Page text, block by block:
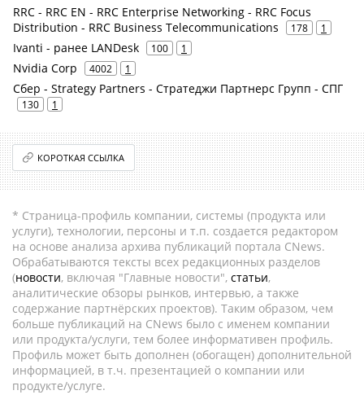
RRC - RRC EN - RRC Enterprise Networking - RRC Focus
Distribution - RRC Business Telecommunications
178 1
Ivanti - ранее LANDesk 100 1
Nvidia Corp 4002 1
Сбер - Strategy Partners - Стратеджи Партнерс Групп - СПГ
130 1
КОРОТКАЯ ССЫЛКА
* Страница-профиль компании, системы (продукта или
услуги), технологии, персоны и т.п. создается редактором
на основе анализа архива публикаций портала CNews.
Обрабатываются тексты всех редакционных разделов
(новости, включая "Главные новости", статьи,
аналитические обзоры рынков, интервью, а также
содержание партнёрских проектов). Таким образом, чем
больше публикаций на CNews было с именем компании
или продукта/услуги, тем более информативен профиль.
Профиль может быть дополнен (обогащен) дополнительной
информацией, в т.ч. презентацией о компании или
продукте/услуге.